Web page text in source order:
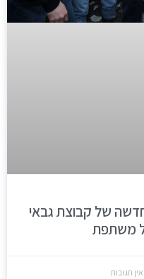
של קבוצת גבאי
משתפת
אין תגובות